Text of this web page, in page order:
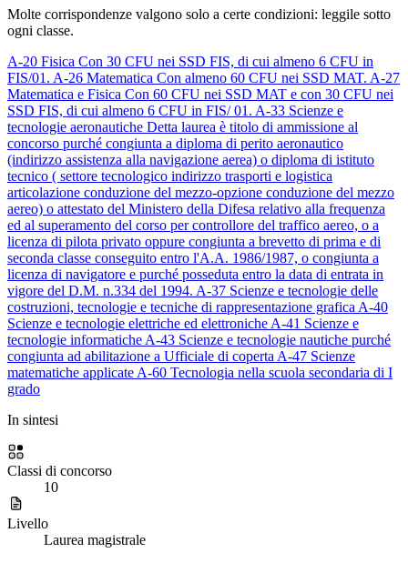
Molte corrispondenze valgono solo a certe condizioni: leggile sotto
ogni classe.
A-20 Fisica Con 30 CFU nei SSD FIS, di cui almeno 6 CFU in
FIS/01. A-26 Matematica Con almeno 60 CFU nei SSD MAT. A-27
Matematica e Fisica Con 60 CFU nei SSD MAT e con 30 CFU nei
SSD FIS, di cui almeno 6 CFU in FIS/ 01. A-33 Scienze e
tecnologie aeronautiche Detta laurea è titolo di ammissione al
concorso purché congiunta a diploma di perito aeronautico
(indirizzo assistenza alla navigazione aerea) o diploma di istituto
tecnico ( settore tecnologico indirizzo trasporti e logistica
articolazione conduzione del mezzo-opzione conduzione del mezzo
aereo) o attestato del Ministero della Difesa relativo alla frequenza
ed al superamento del corso per controllore del traffico aereo, o a
licenza di pilota privato oppure congiunta a brevetto di prima e di
seconda classe conseguito entro l'A.A. 1986/1987, o congiunta a
licenza di navigatore e purché posseduta entro la data di entrata in
vigore del D.M. n.334 del 1994. A-37 Scienze e tecnologie delle
costruzioni, tecnologie e tecniche di rappresentazione grafica A-40
Scienze e tecnologie elettriche ed elettroniche A-41 Scienze e
tecnologie informatiche A-43 Scienze e tecnologie nautiche purché
congiunta ad abilitazione a Ufficiale di coperta A-47 Scienze
matematiche applicate A-60 Tecnologia nella scuola secondaria di I
grado
In sintesi
Classi di concorso
10
Livello
Laurea magistrale